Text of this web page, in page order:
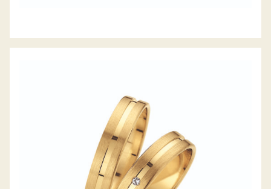
GERSTNER TRAURINGE